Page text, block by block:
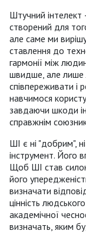
Штучний інтелект
створений для
але саме ми
ставлення до
гармонії між
швидше, але лише
співпереживати і
навчимося
завдаючи шкоди
справжнім
ШІ є ні "добрим",
інструмент. Його
Щоб ШІ став
його
визначати
цінність
академічної
визначать, яким